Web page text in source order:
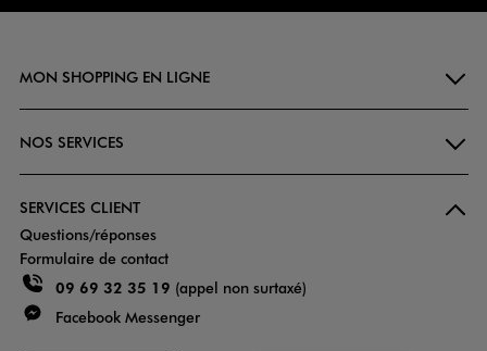
MON SHOPPING EN LIGNE
NOS SERVICES
SERVICES CLIENT
Questions/réponses
Formulaire de contact
09 69 32 35 19 (appel non surtaxé)
Facebook Messenger